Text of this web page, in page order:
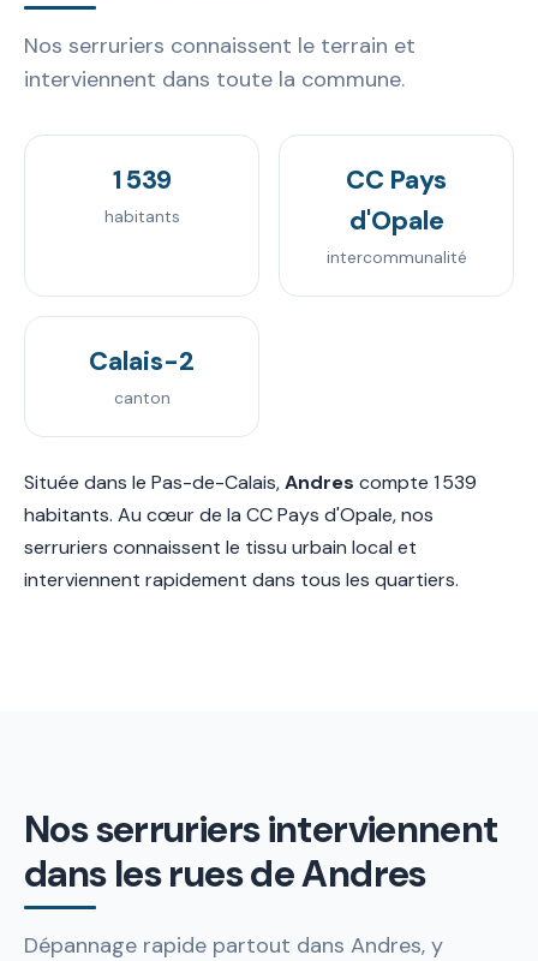
Nos serruriers connaissent le terrain et
interviennent dans toute la commune.
1 539
habitants
CC Pays
d'Opale
intercommunalité
Calais-2
canton
Située dans le Pas-de-Calais,Andres compte 1 539
habitants. Au cœur de la CC Pays d'Opale, nos
serruriers connaissent le tissu urbain local et
interviennent rapidement dans tous les quartiers.
Nos serruriers interviennent
dans les rues de Andres
Dépannage rapide partout dans Andres, y